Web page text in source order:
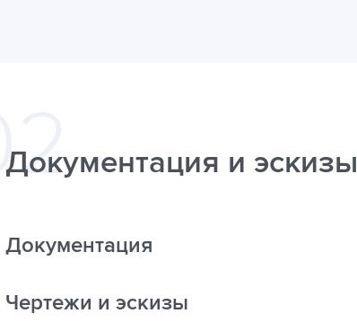
Документация и эскизы
Документация
Чертежи и эскизы